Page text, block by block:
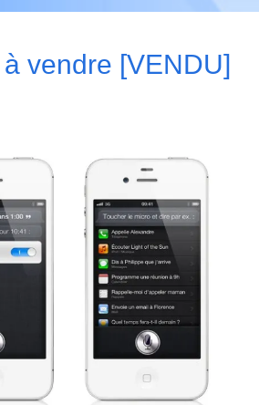
vendre [VENDU]